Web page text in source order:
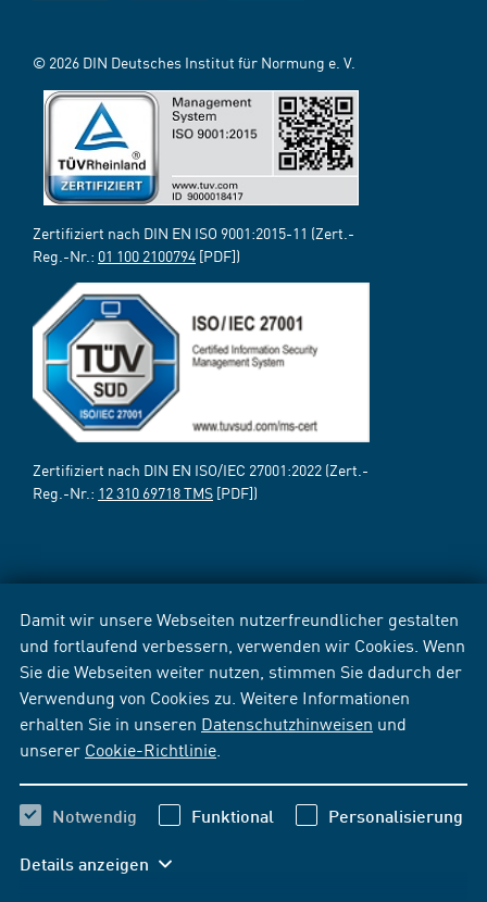
Damit wir unsere Webseiten nutzerfreundlicher gestalten
und fortlaufend verbessern, verwenden wir Cookies. Wenn
Sie die Webseiten weiter nutzen, stimmen Sie dadurch der
Verwendung von Cookies zu. Weitere Informationen
erhalten Sie in unseren Datenschutzhinweisen und
unserer Cookie-Richtlinie
Notwendig Funktional Personalisierung
Details anzeigen
© 2026 DIN Deutsches Institut für Normung e. V.
Zertifiziert nach DIN EN ISO 9001:2015-11 (Zert.-
Reg.-Nr.: 01 100 2100794 [PDF])
Zertifiziert nach DIN EN ISO/IEC 27001:2022 (Zert.-
Reg.-Nr.: 12 310 69718 TMS [PDF])